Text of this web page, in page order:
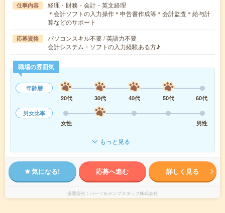
仕事内容
経理・財務・会計・英文経理
＊会計ソフトの入力操作＊申告書作成等＊会計監査＊給与計
算などのサポート
応募資格
パソコンスキル不要 / 英語力不要
会計システム・ソフトの入力経験ある方♪
職場の雰囲気
年齢層
20代
30代 40代 50代
60代
男女比率
女性
男性
もっと見る
気になる! 応募へ進む 詳しく見る
派遣会社 パーソルテンプスタッフ株式会社